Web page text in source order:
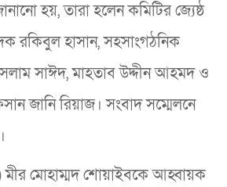
হয়, তারা হলেন কমিটির জ্যেষ্ঠ
রকিবুল হাসান, সহসাংগঠনিক
সাঈদ, মাহতাব উদ্দীন আহমদ ও
জানি রিয়াজ। সংবাদ সম্মেলনে
মীর মোহাম্মদ শোয়াইবকে আহ্বায়ক